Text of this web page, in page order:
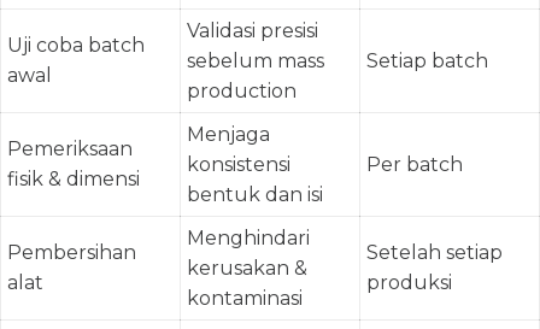
Uji coba batch
awal
Validasi presisi
sebelum mass
production
Setiap batch
Pemeriksaan
fisik & dimensi
Menjaga
konsistensi
bentuk dan isi
Per batch
Pembersihan
alat
Menghindari
kerusakan &
kontaminasi
Setelah setiap
produksi